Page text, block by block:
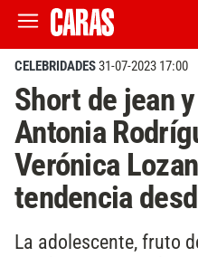
CELEBRIDADES31-07-2023 17:00
Short de jean
Antonia
Verónica
tendencia
La adolescente, fruto